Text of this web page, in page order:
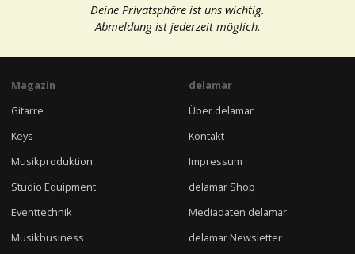
Deine Privatsphäre ist uns wichtig.
Abmeldung ist jederzeit möglich.
Magazin
Gitarre
Keys
Musikproduktion
Studio Equipment
Eventtechnik
Musikbusiness
delamar
Über delamar
Kontakt
Impressum
delamar Shop
Mediadaten delamar
delamar Newsletter